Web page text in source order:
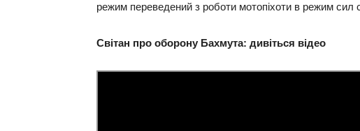
режим переведений з роботи мотопіхоти в режим сил
Світан про оборону Бахмута: дивіться відео